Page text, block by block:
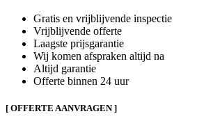
Gratis en vrijblijvende inspectie
Vrijblijvende offerte
Laagste prijsgarantie
Wij komen afspraken altijd na
Altijd garantie
Offerte binnen 24 uur
[ OFFERTE AANVRAGEN ]